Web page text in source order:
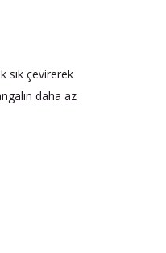
sık çevirerek
daha az